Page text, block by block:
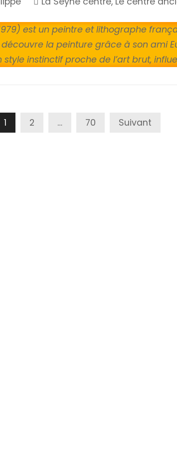
1979) est un peintre et lithographe
découvre la peinture grâce à son ami
style instinctif proche de l’art brut,
1 2 … 70 Suivant